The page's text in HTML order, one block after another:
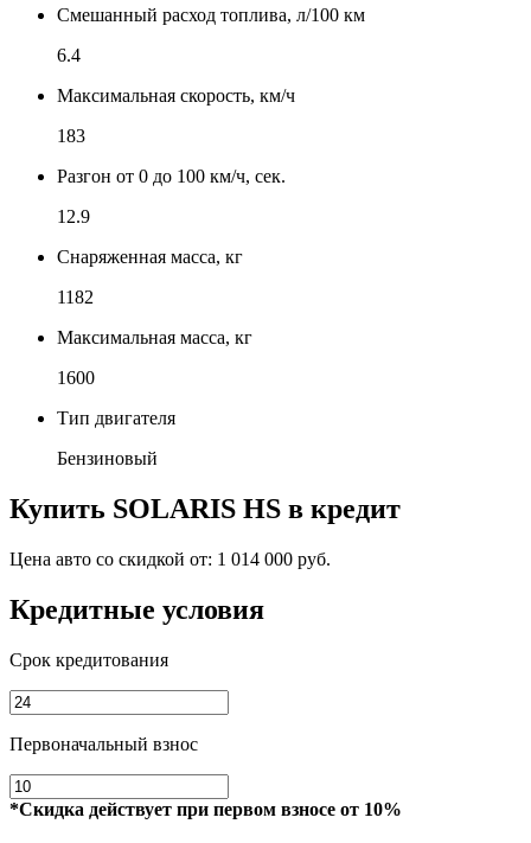
Смешанный расход топлива, л/100 км
6.4
Максимальная скорость, км/ч
183
Разгон от 0 до 100 км/ч, сек.
12.9
Снаряженная масса, кг
1182
Максимальная масса, кг
1600
Тип двигателя
Бензиновый
Купить SOLARIS HS в кредит
Цена авто со скидкой от: 1 014 000 руб.
Кредитные условия
Срок кредитования
Первоначальный взнос
*Скидка действует при первом взносе от 10%